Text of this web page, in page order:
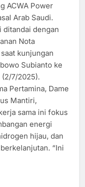
ACWA Power
Arab Saudi.
ditandai dengan
Nota
kunjungan
Subianto ke
(2/7/2025).
Pertamina, Dame
Mantiri,
sama ini fokus
energi
hijau, dan
“Ini